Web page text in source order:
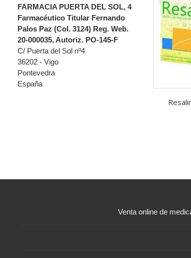
FARMACIA PUERTA DEL SOL, 4
Farmacéutico Titular Fernando
Palos Paz (Col. 3124) Reg. Web.
20-000035, Autoriz. PO-145-F
C/ Puerta del Sol nº4
36202 - Vigo
Pontevedra
España
Venta online de